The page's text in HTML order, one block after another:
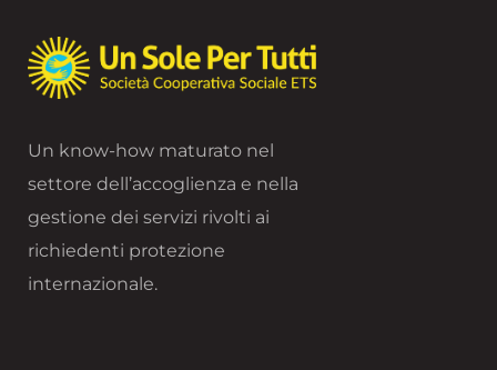
Un know-how maturato nel
settore dell’accoglienza e nella
gestione dei servizi rivolti ai
richiedenti protezione
internazionale.